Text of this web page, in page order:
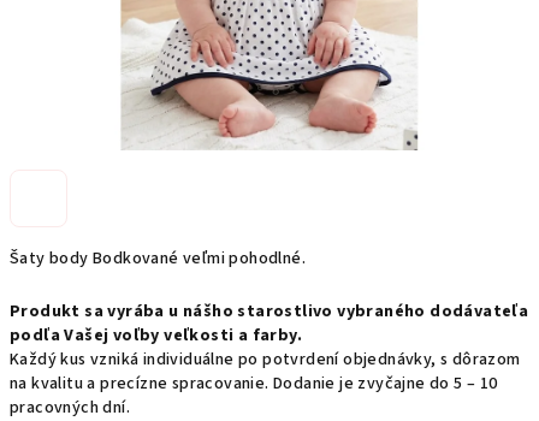
Šaty body Bodkované veľmi pohodlné.
Produkt sa vyrába u nášho starostlivo vybraného dodávateľa
podľa Vašej voľby veľkosti a farby.
Každý kus vzniká individuálne po potvrdení objednávky, s dôrazom
na kvalitu a precízne spracovanie. Dodanie je zvyčajne do 5 – 10
pracovných dní.